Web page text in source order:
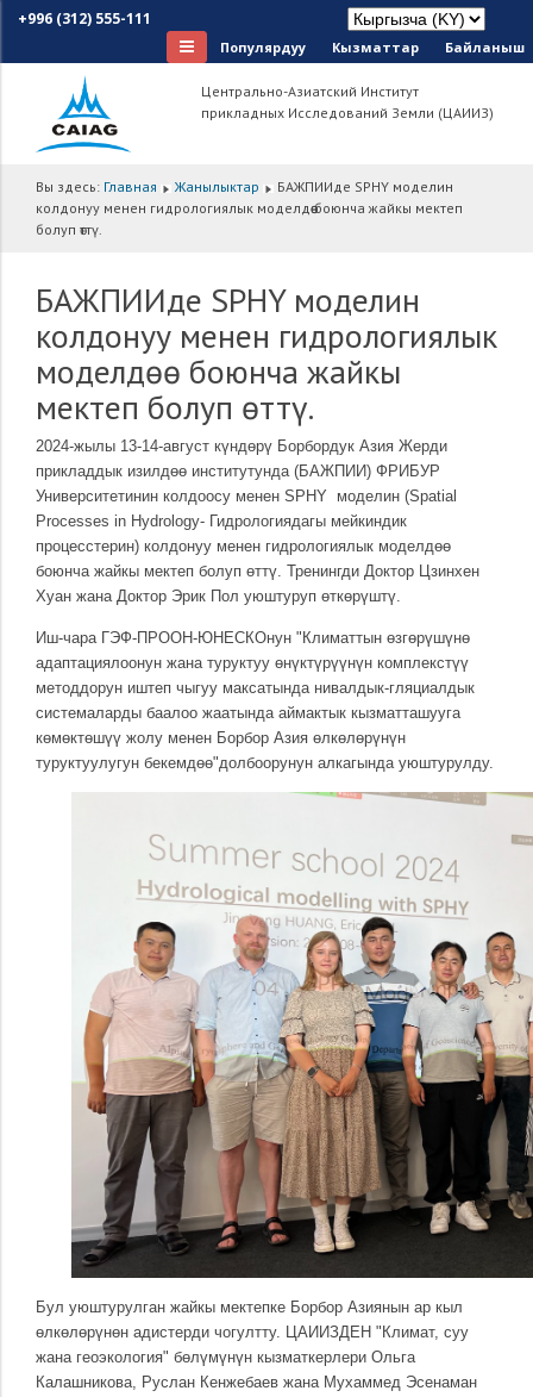
+996 (312) 555-111
Популярдуу Кызматтар Байланыш
Центрально-Азиатский Институт
прикладных Исследований Земли (ЦАИИЗ)
Вы здесь: Главная Жанылыктар
БАЖПИИде SPHY моделин
колдонуу менен гидрологиялык моделдөө боюнча жайкы мектеп
болуп өттү.
БАЖПИИде SPHY моделин
колдонуу менен гидрологиялык
моделдөө боюнча жайкы
мектеп болуп өттү.
2024-жылы 13-14-август күндөрү Борбордук Азия Жерди
прикладдык изилдөө институтунда (БАЖПИИ) ФРИБУР
Университетинин колдоосу менен SPHY моделин (Spatial
Processes in Hydrology- Гидрологиядагы мейкиндик
процесстерин) колдонуу менен гидрологиялык моделдөө
боюнча жайкы мектеп болуп өттү. Тренингди Доктор Цзинхен
Хуан жана Доктор Эрик Пол уюштуруп өткөрүштү.
Иш-чара ГЭФ-ПРООН-ЮНЕСКОнун "Климаттын өзгөрүшүнө
адаптациялоонун жана туруктуу өнүктүрүүнүн комплекстүү
методдорун иштеп чыгуу максатында нивалдык-гляциалдык
системаларды баалоо жаатында аймактык кызматташууга
көмөктөшүү жолу менен Борбор Азия өлкөлөрүнүн
туруктуулугун бекемдөө"долбоорунун алкагында уюштурулду.
Бул уюштурулган жайкы мектепке Борбор Азиянын ар кыл
өлкөлөрүнөн адистерди чогултту. ЦАИИЗДЕН "Климат, суу
жана геоэкология" бөлүмүнүн кызматкерлери Ольга
Калашникова, Руслан Кенжебаев жана Мухаммед Эсенаман